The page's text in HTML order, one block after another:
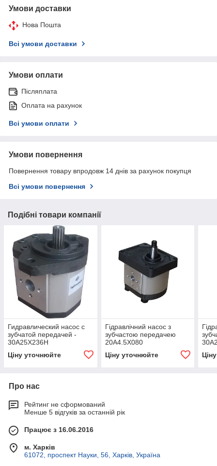
Умови доставки
Нова Пошта
Всі умови доставки
Умови оплати
Післяплата
Оплата на рахунок
Всі умови оплати
Умови повернення
Повернення товару впродовж 14 днів за рахунок покупця
Всі умови повернення
Подібні товари компанії
Гидравлический насос с
зубчатой передачей -
30A25X236H
Ціну уточнюйте
Гідравлічний насос з
зубчастою передачею
20A4.5X080
Ціну уточнюйте
Про нас
Рейтинг не сформований
Менше 5 відгуків за останній рік
Працює з 16.06.2016
м. Харків
61072, проспект Науки, 56, Харків, Україна